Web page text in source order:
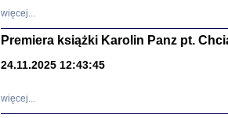
więcej...
Premiera książki Karolin Panz pt.
24.11.2025 12:43:45
więcej...